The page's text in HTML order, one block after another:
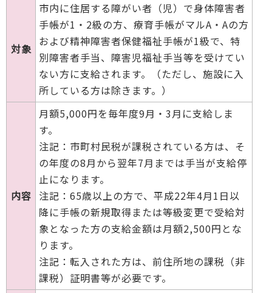
対象
市内に住居する障がい者（児）で身体障害者
手帳が1・2級の方、療育手帳がマルA・Aの方
および精神障害者保健福祉手帳が1級で、特
別障害者手当、障害児福祉手当等を受けてい
ない方に支給されます。（ただし、施設に入
所している方は除きます。）
内容
月額5,000円を毎年度9月・3月に支給しま
す。
注記：市町村民税が課税されている方は、そ
の年度の8月から翌年7月までは手当が支給停
止になります。
注記：65歳以上の方で、平成22年4月1日以
降に手帳の新規取得または等級変更で受給対
象となった方の支給金額は月額2,500円とな
ります。
注記：転入された方は、前住所地の課税（非
課税）証明書等が必要です。